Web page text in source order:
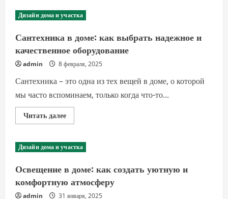
Дизайн дома и участка
Сантехника в доме: как выбрать надежное и
качественное оборудование
admin 8 февраля, 2025
Сантехника – это одна из тех вещей в доме, о которой
мы часто вспоминаем, только когда что-то...
Читать далееПрочитать
больше
в
доме:
выбрать
надежное
и
качественное
оборудование
Дизайн дома и участка
Освещение в доме: как создать уютную и
комфортную атмосферу
admin 31 января, 2025